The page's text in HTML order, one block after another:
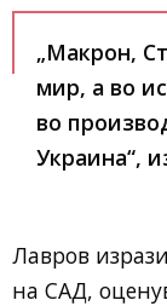
„Макрон,
мир, а во
во
Украина“,
Лавров
на САД,